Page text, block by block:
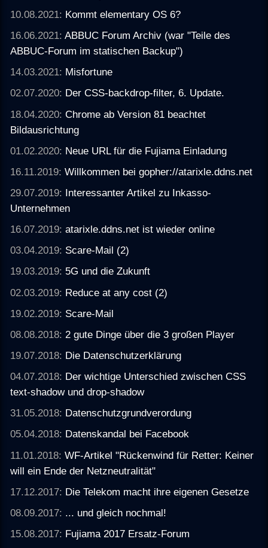
10.08.2021: Kommt elementary OS 6?
16.06.2021:ABBUC Forum Archiv (war "Teile des
ABBUC-Forum im statischen Backup")
14.03.2021: Misfortune
02.07.2020: Der CSS-backdrop-filter, 6. Update.
18.04.2020:Chrome ab Version 81 beachtet
Bildausrichtung
01.02.2020: Neue URL für die Fujiama Einladung
16.11.2019:Willkommen bei gopher://atarixle.ddns.net
29.07.2019: Interessanter Artikel zu Inkasso-
Unternehmen
16.07.2019:atarixle.ddns.net ist wieder online
03.04.2019: Scare-Mail (2)
19.03.2019: 5G und die Zukunft
02.03.2019: Reduce at any cost (2)
19.02.2019: Scare-Mail
08.08.2018: 2 gute Dinge über die 3 großen Player
19.07.2018: Die Datenschutzerklärung
04.07.2018: Der wichtige Unterschied zwischen CSS
text-shadow und drop-shadow
31.05.2018: Datenschutzgrundverordung
05.04.2018: Datenskandal bei Facebook
11.01.2018:WF-Artikel "Rückenwind für Retter: Keiner
will ein Ende der Netzneutralität"
17.12.2017: Die Telekom macht ihre eigenen Gesetze
08.09.2017: ... und gleich nochmal!
15.08.2017: Fujiama 2017 Ersatz-Forum